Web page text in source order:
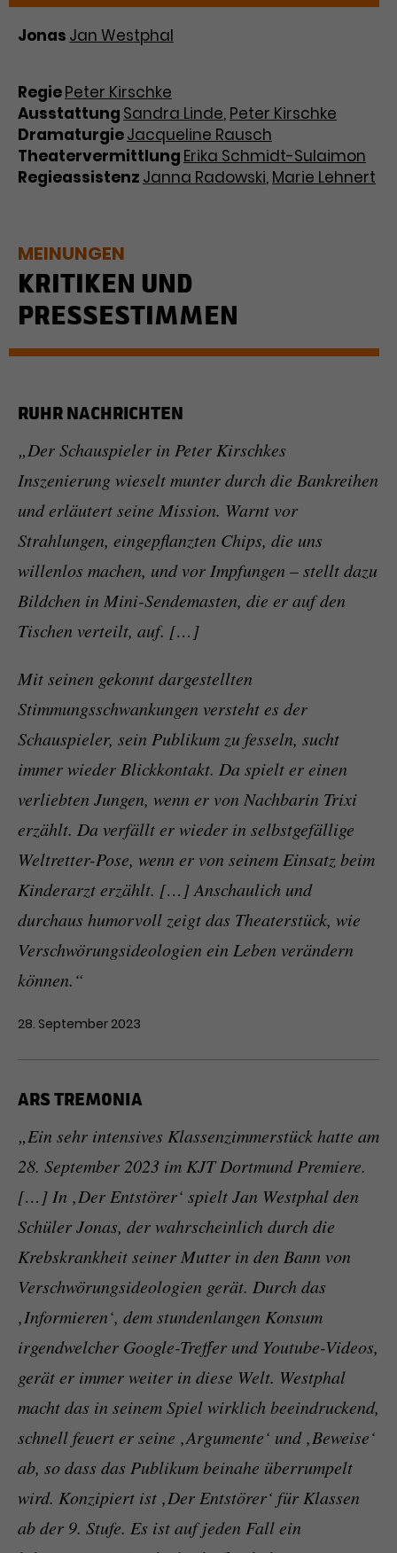
Jonas Jan Westphal
RegiePeter Kirschke
Ausstattung Sandra Linde, Peter Kirschke
DramaturgieJacqueline Rausch
Theatervermittlung Erika Schmidt-Sulaimon
Regieassistenz Janna Radowski, Marie Lehnert
MEINUNGEN
KRITIKEN UND
PRESSESTIMMEN
RUHR NACHRICHTEN
„Der Schauspieler in Peter Kirschkes
Inszenierung wieselt munter durch die Bankreihen
und erläutert seine Mission. Warnt vor
Strahlungen, eingepflanzten Chips, die uns
willenlos machen, und vor Impfungen – stellt dazu
Bildchen in Mini-Sendemasten, die er auf den
Tischen verteilt, auf. […]
Mit seinen gekonnt dargestellten
Stimmungsschwankungen versteht es der
Schauspieler, sein Publikum zu fesseln, sucht
immer wieder Blickkontakt. Da spielt er einen
verliebten Jungen, wenn er von Nachbarin Trixi
erzählt. Da verfällt er wieder in selbstgefällige
Weltretter-Pose, wenn er von seinem Einsatz beim
Kinderarzt erzählt. […] Anschaulich und
durchaus humorvoll zeigt das Theaterstück, wie
Verschwörungsideologien ein Leben verändern
können.“
28. September 2023
ARS TREMONIA
„Ein sehr intensives Klassenzimmerstück hatte am
28. September 2023 im KJT Dortmund Premiere.
[…] In ‚Der Entstörer‘ spielt Jan Westphal den
Schüler Jonas, der wahrscheinlich durch die
Krebskrankheit seiner Mutter in den Bann von
Verschwörungsideologien gerät. Durch das
‚Informieren‘, dem stundenlangen Konsum
irgendwelcher Google-Treffer und Youtube-Videos,
gerät er immer weiter in diese Welt. Westphal
macht das in seinem Spiel wirklich beeindruckend,
schnell feuert er seine ‚Argumente‘ und ‚Beweise‘
ab, so dass das Publikum beinahe überrumpelt
wird. Konzipiert ist ‚Der Entstörer‘ für Klassen
ab der 9. Stufe. Es ist auf jeden Fall ein